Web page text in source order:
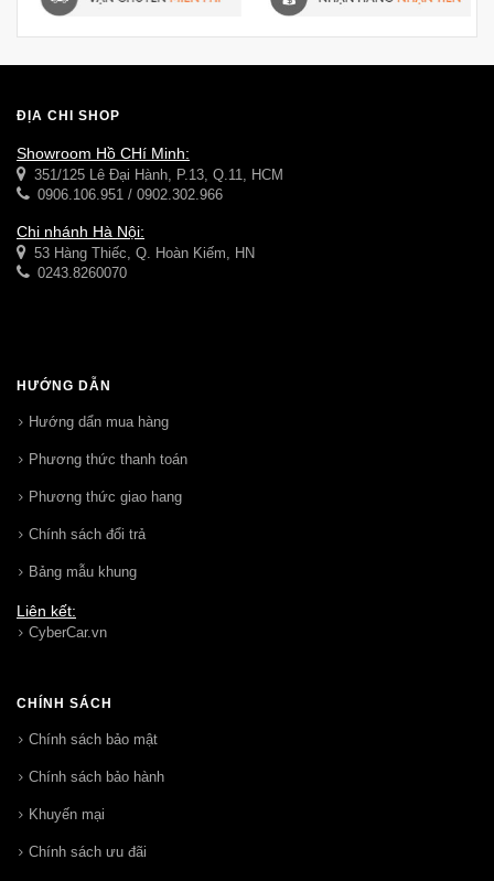
ĐỊA CHỈ SHOP
Showroom Hồ CHí Minh:
351/125 Lê Đại Hành, P.13, Q.11, HCM
0906.106.951 / 0902.302.966
Chi nhánh Hà Nội:
53 Hàng Thiếc, Q. Hoàn Kiếm, HN
0243.8260070
HƯỚNG DẪN
Hướng dẩn mua hàng
Phương thức thanh toán
Phương thức giao hang
Chính sách đổi trả
Bảng mẫu khung
Liên kết:
CyberCar.vn
CHÍNH SÁCH
Chính sách bảo mật
Chính sách bảo hành
Khuyến mại
Chính sách ưu đãi